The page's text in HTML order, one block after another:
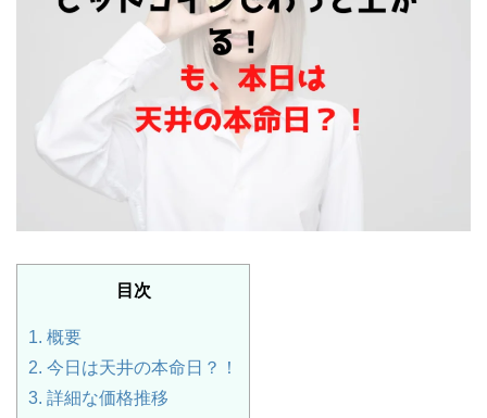
目次
1. 概要
2. 今日は天井の本命日？！
3. 詳細な価格推移